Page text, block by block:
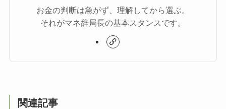
お金の判断は急がず、理解してから選ぶ。
それがマネ辞局長の基本スタンスです。
関連記事